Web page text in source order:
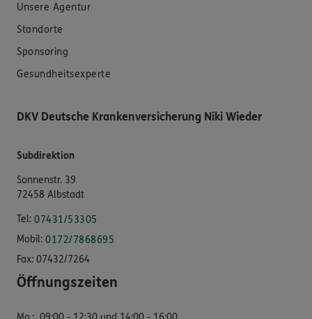
Unsere Agentur
Standorte
Sponsoring
Gesundheitsexperte
DKV Deutsche Krankenversicherung Niki Wieder
Subdirektion
Sonnenstr. 39
72458 Albstadt
Tel: 07431/53305
Mobil: 0172/7868695
Fax: 07432/7264
Öffnungszeiten